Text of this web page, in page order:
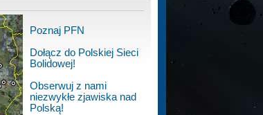
Poznaj PFN
Dołącz do Polskiej Sieci
Bolidowej!
Obserwuj z nami
niezwykłe zjawiska nad
Polską!